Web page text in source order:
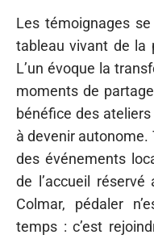
Les témoignages
tableau vivant de la
L’un évoque la
moments de
bénéfice des ateliers
à devenir autonome.
des événements
de l’accueil
Colmar, pédaler
temps : c’est